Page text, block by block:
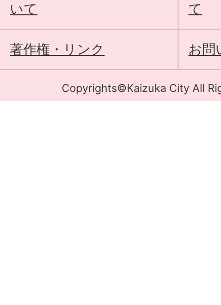
いて
て
著作権・リンク お問
Copyrights©Kaizuka City All